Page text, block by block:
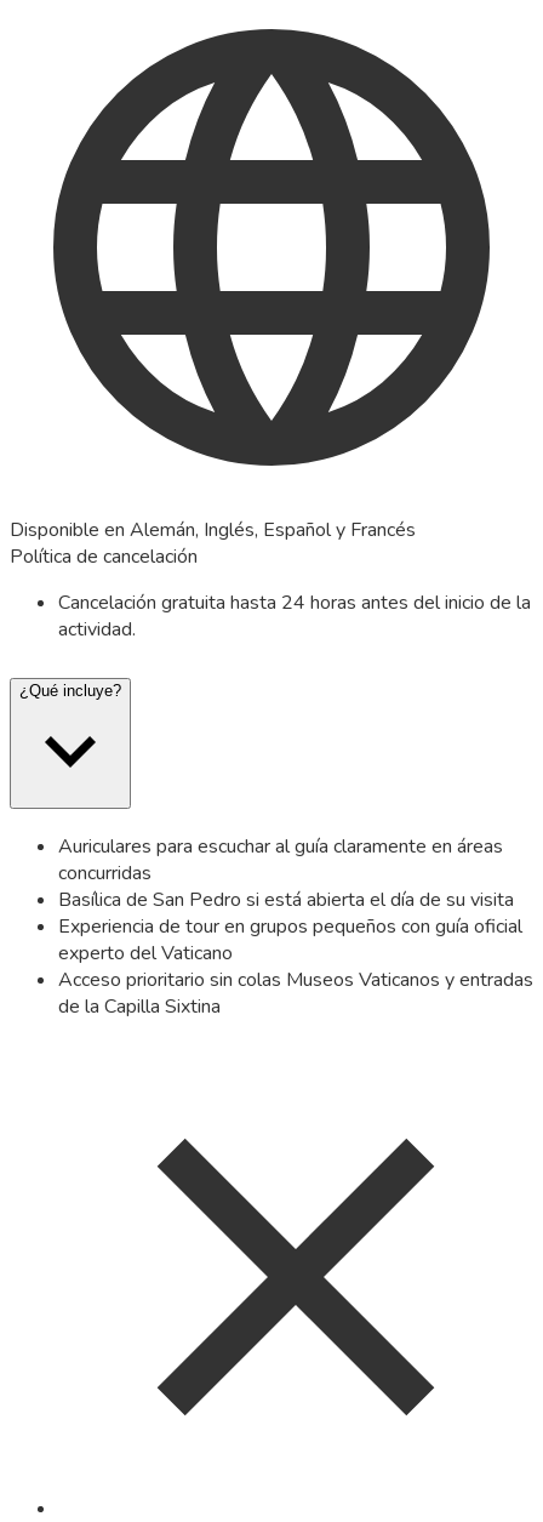
Disponible en Alemán, Inglés, Español y Francés
Política de cancelación
Cancelación gratuita hasta 24 horas antes del inicio de la
actividad.
¿Qué incluye?
Auriculares para escuchar al guía claramente en áreas
concurridas
Basílica de San Pedro si está abierta el día de su visita
Experiencia de tour en grupos pequeños con guía oficial
experto del Vaticano
Acceso prioritario sin colas Museos Vaticanos y entradas
de la Capilla Sixtina